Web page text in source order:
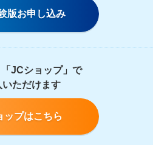
版お申し込み
JCショップ」で
いただけます
ップはこちら